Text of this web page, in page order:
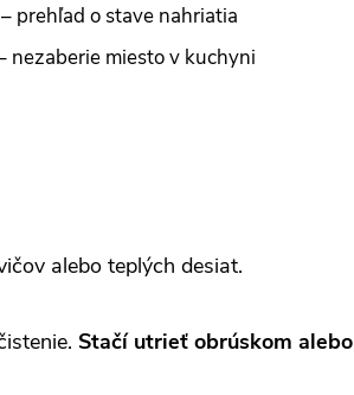
prehľad o stave nahriatia
nezaberie miesto v kuchyni
alebo teplých desiat.
Stačí utrieť obrúskom alebo